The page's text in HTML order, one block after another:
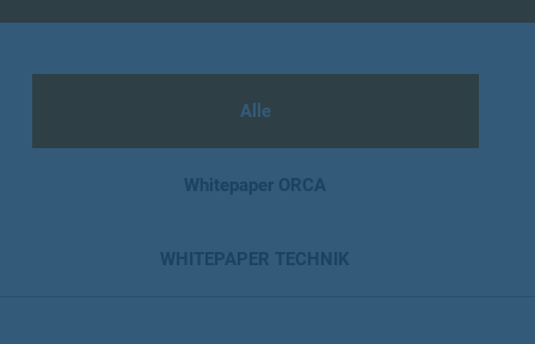
Alle
Whitepaper ORCA
WHITEPAPER TECHNIK